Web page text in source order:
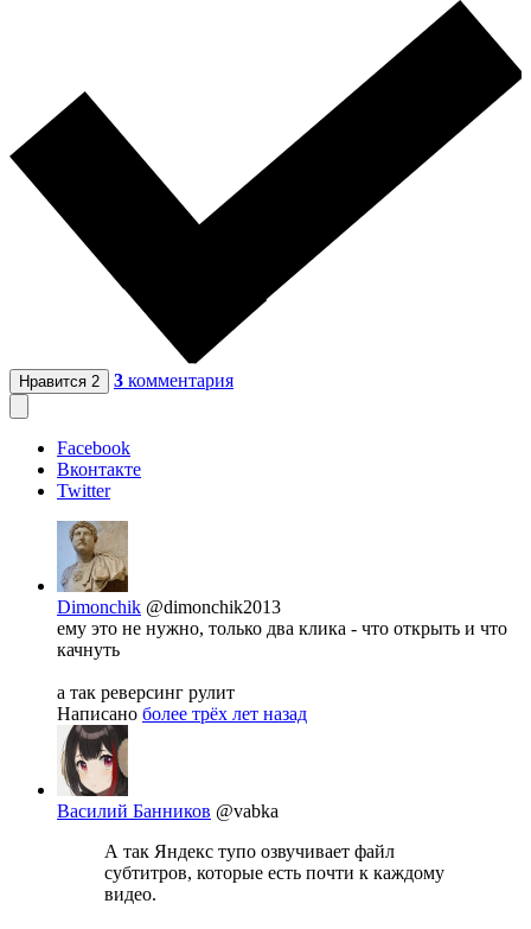
Нравится 2 3 комментария
Facebook
Вконтакте
Twitter
Dimonchik @dimonchik2013
ему это не нужно, только два клика - что открыть и что
качнуть
а так реверсинг рулит
Написано более трёх лет назад
Василий Банников @vabka
А так Яндекс тупо озвучивает файл
субтитров, которые есть почти к каждому
видео.